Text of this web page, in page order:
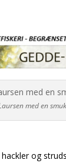
med en
og